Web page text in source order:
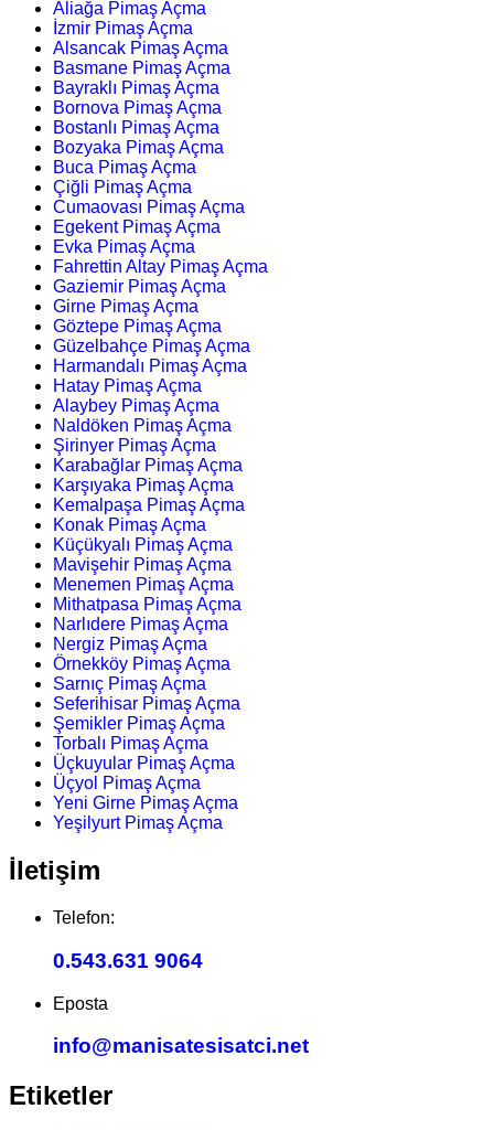
Aliağa Pimaş Açma
İzmir Pimaş Açma
Alsancak Pimaş Açma
Basmane Pimaş Açma
Bayraklı Pimaş Açma
Bornova Pimaş Açma
Bostanlı Pimaş Açma
Bozyaka Pimaş Açma
Buca Pimaş Açma
Çiğli Pimaş Açma
Cumaovası Pimaş Açma
Egekent Pimaş Açma
Evka Pimaş Açma
Fahrettin Altay Pimaş Açma
Gaziemir Pimaş Açma
Girne Pimaş Açma
Göztepe Pimaş Açma
Güzelbahçe Pimaş Açma
Harmandalı Pimaş Açma
Hatay Pimaş Açma
Alaybey Pimaş Açma
Naldöken Pimaş Açma
Şirinyer Pimaş Açma
Karabağlar Pimaş Açma
Karşıyaka Pimaş Açma
Kemalpaşa Pimaş Açma
Konak Pimaş Açma
Küçükyalı Pimaş Açma
Mavişehir Pimaş Açma
Menemen Pimaş Açma
Mithatpasa Pimaş Açma
Narlıdere Pimaş Açma
Nergiz Pimaş Açma
Örnekköy Pimaş Açma
Sarnıç Pimaş Açma
Seferihisar Pimaş Açma
Şemikler Pimaş Açma
Torbalı Pimaş Açma
Üçkuyular Pimaş Açma
Üçyol Pimaş Açma
Yeni Girne Pimaş Açma
Yeşilyurt Pimaş Açma
İletişim
Telefon:
0.543.631 9064
Eposta
info@manisatesisatci.net
Etiketler